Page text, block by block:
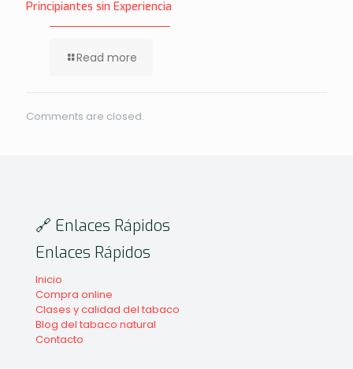
Principiantes sin Experiencia
Read more
Comments are closed.
🔗 Enlaces Rápidos
Enlaces Rápidos
Inicio
Compra online
Clases y calidad del tabaco
Blog del tabaco natural
Contacto